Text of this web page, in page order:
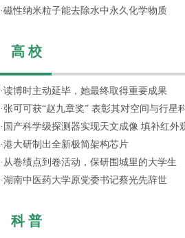
·磁性纳米粒子能去除水中永久化学物质
高 校
·读博时主动延毕，她最终取得重要成果
·张可可获“赵九章奖” 表彰其对空间与行星
· 国产科学级探测器实现天文成像 填补红外
·港大研制出全新极简架构芯片
· 从卷绩点到卷活动，保研围城里的大学生
·湖南中医药大学原党委书记蔡光先辞世
科 普